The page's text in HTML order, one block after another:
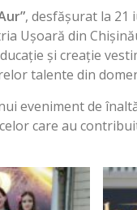
, desfășurat la 21
Ușoară din
și creație
talente din
eveniment de
care au